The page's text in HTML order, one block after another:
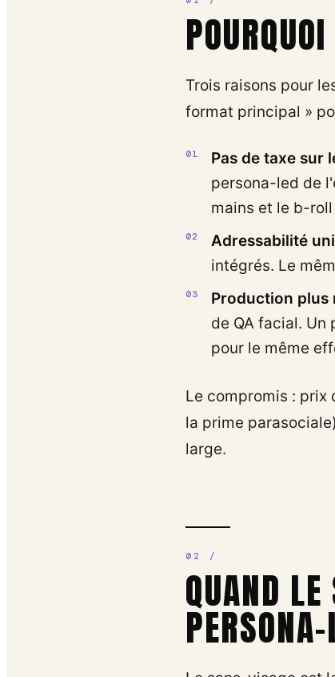
Trois raisons pour
format principal »
Pas de taxe sur
persona-led de
mains et le b-
Adressabilité
intégrés. Le
Production plus
de QA facial.
pour le même
Le compromis : prix
la prime
large.
QUAND